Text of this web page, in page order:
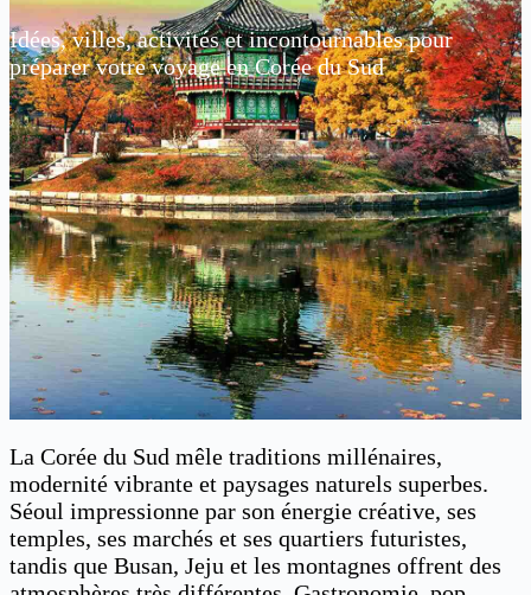
Idées, villes, activités et incontournables pour
préparer votre voyage en Corée du Sud
La Corée du Sud mêle traditions millénaires,
modernité vibrante et paysages naturels superbes.
Séoul impressionne par son énergie créative, ses
temples, ses marchés et ses quartiers futuristes,
tandis que Busan, Jeju et les montagnes offrent des